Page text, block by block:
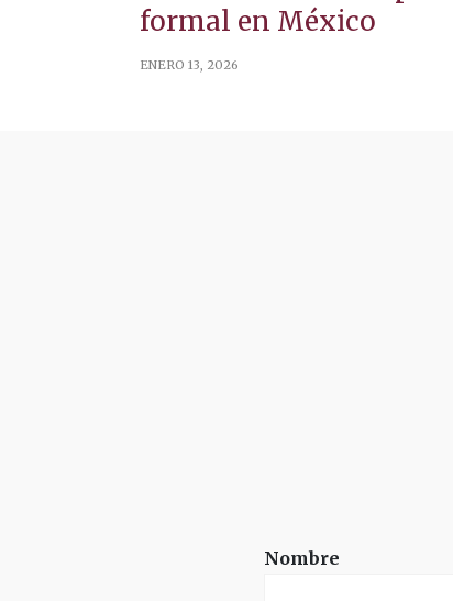
formal en México
ENERO 13, 2026
Nombre